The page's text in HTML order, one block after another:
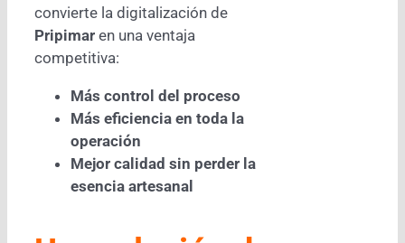
convierte la digitalización de
Pripimaren una ventaja
competitiva:
Más control del proceso
Más eficiencia en toda la
operación
Mejor calidad sin perder la
esencia artesanal